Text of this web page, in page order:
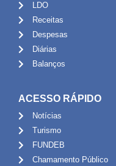
LDO
Receitas
Despesas
Diárias
Balanços
ACESSO RÁPIDO
Notícias
Turismo
FUNDEB
Chamamento Público